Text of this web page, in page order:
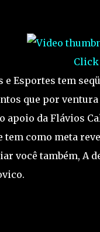
Click
e Esportes tem
que por
apoio da Flávios
tem como meta
você também, A